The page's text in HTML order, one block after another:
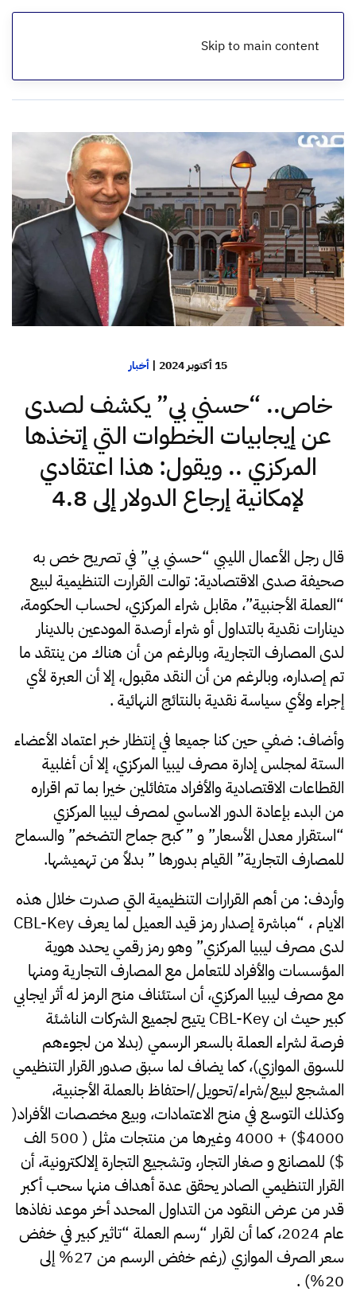
Skip to main content
الرئيسية
15 أكتوبر 2024 | أخبار
خاص.. “حسني بي” يكشف لصدى
عن إيجابيات الخطوات التي إتخذها
المركزي .. ويقول: هذا اعتقادي
لإمكانية إرجاع الدولار إلى 4.8
قال رجل الأعمال الليبي “حسني بي” في تصريح خص به
صحيفة صدى الاقتصادية: توالت القرارت التنظيمية لبيع
“العملة الأجنبية”، مقابل شراء المركزي، لحساب الحكومة،
دينارات نقدية بالتداول أو شراء أرصدة المودعين بالدينار
لدى المصارف التجارية، وبالرغم من أن هناك من ينتقد ما
تم إصداره، وبالرغم من أن النقد مقبول، إلا أن العبرة لأي
إجراء ولأي سياسة نقدية بالنتائج النهائية .
وأضاف: ضفي حين كنا جميعا في إنتظار خبر اعتماد الأعضاء
الستة لمجلس إدارة مصرف ليبيا المركزي، إلا أن أغلبية
القطاعات الاقتصادية والأفراد متفائلين خيرا بما تم اقراره
من البدء بإعادة الدور الاساسي لمصرف ليبيا المركزي
“استقرار معدل الأسعار” و ” كبح جماح التضخم” والسماح
للمصارف التجارية” القيام بدورها ” بدلاً من تهميشها.
وأردف: من أهم القرارات التنظيمية التي صدرت خلال هذه
الايام ، “مباشرة إصدار رمز قيد العميل لما يعرف CBL-Key
لدى مصرف ليبيا المركزي” وهو رمز رقمي يحدد هوية
المؤسسات والأفراد للتعامل مع المصارف التجارية ومنها
مع مصرف ليبيا المركزي، أن استئناف منح الرمز له أثر ايجابي
كبير حيث ان CBL-Key يتيح لجميع الشركات الناشئة
فرصة لشراء العملة بالسعر الرسمي (بدلا من لجوءهم
للسوق الموازي)، كما يضاف لما سبق صدور القرار التنظيمي
المشجع لبيع/شراء/تحويل/احتفاظ بالعملة الأجنبية،
وكذلك التوسع في منح الاعتمادات، وبيع مخصصات الأفراد(
4000$) + 4000 وغيرها من منتجات مثل ( 500 الف
$) للمصانع و صغار التجار، وتشجيع التجارة إلالكترونية، أن
القرار التنظيمي الصادر يحقق عدة أهداف منها سحب أكبر
قدر من عرض النقود من التداول المحدد أخر موعد نفاذها
عام 2024، كما أن لقرار “رسم العملة “تاثير كبير في خفض
سعر الصرف الموازي (رغم خفض الرسم من 27% إلى
20%) .